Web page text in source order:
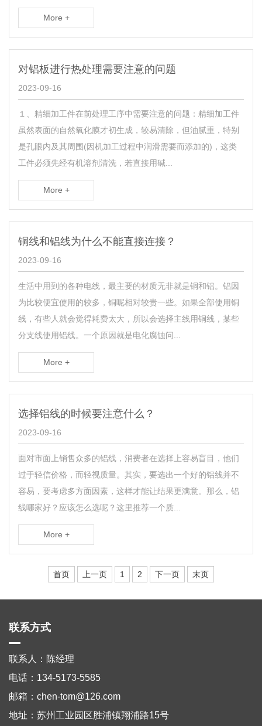
More +
对铝板进行热处理需要注意的问题
2023-09-16
１、精细加工件在前处理工序中需要注意的问题：精细加工件
虽然表面的自然氧化膜才初生成，较易清除，但油腻重，特别
是孔眼内及其周围(因机加工过程中润滑需要而添加的)，这类
工件必须先经有机溶剂清洗，若直接用碱...
More +
铜线和铝线为什么不能直接连接？
2023-09-16
生活中用到的各种电线，最主要的材质无非就是铜和铝。铝因
为比较便宜使用的较多，铜呢相对较贵一些。如果全部使用铜
线，有些人就会觉得耗费太大，所以会选择主线用铜线，某些
分支线使用铝线。一个原因就是电化腐蚀问...
More +
选择铝线的时候要注意什么？
2023-09-16
面对市面上销售众多的铝线，消费者在选择上容易盲目，他们
过于轻信价格，而轻视质量。其实，要选出一个好的铝线并不
容易，要考虑多方面因素，这样才能让结果更满意。那么，铝
线哪家好？应该怎么选呢？这里推荐一个质...
More +
首页 上一页 1 2 下一页 末页
联系方式
联系人：陈经理
电话：134-5173-5585
邮箱：chen-tom@126.com
地址：苏州工业园区胜浦镇翔浦路15号